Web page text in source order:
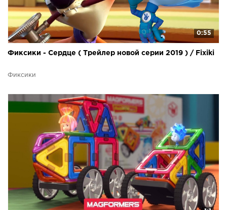
0:55
Фиксики - Сердце ( Трейлер новой серии 2019 ) / Fixiki
Фиксики